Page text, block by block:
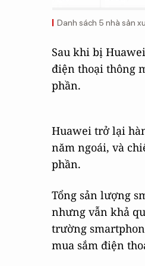
Danh sách 5 nhà sản
Sau khi bị
điện thoại thông
phần.
Huawei trở lại
năm ngoái, và
phần.
Tổng sản lượng
nhưng vẫn khả
trường
mua sắm điện